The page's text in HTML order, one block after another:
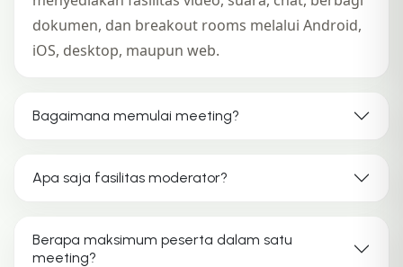
dokumen, dan breakout rooms melalui Android,
iOS, desktop, maupun web.
Bagaimana memulai meeting?
Apa saja fasilitas moderator?
Berapa maksimum peserta dalam satu
meeting?